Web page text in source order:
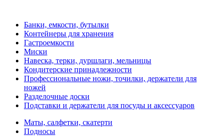
Банки, емкости, бутылки
Контейнеры для хранения
Гастроемкости
Миски
Навеска, терки, дуршлаги, мельницы
Кондитерские принадлежности
Профессиональные ножи, точилки, держатели для
ножей
Разделочные доски
Подставки и держатели для посуды и аксессуаров
Маты, салфетки, скатерти
Подносы